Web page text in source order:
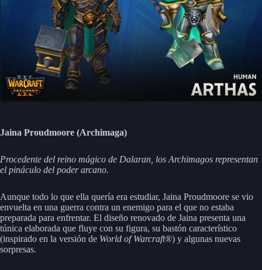
Jaina Proudmoore (Archimaga)
Procedente del reino mágico de Dalaran, los Archimagos representan
el pináculo del poder arcano.
Aunque todo lo que ella quería era estudiar, Jaina Proudmoore se vio
envuelta en una guerra contra un enemigo para el que no estaba
preparada para enfrentar. El diseño renovado de Jaina presenta una
túnica elaborada que fluye con su figura, su bastón característico
(inspirado en la versión de World of Warcraft®) y algunas nuevas
sorpresas.